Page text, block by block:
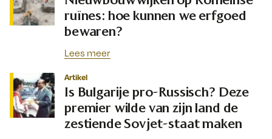
ruïnes: hoe kunnen we erfgoed
bewaren?
Lees meer
Artikel
Is Bulgarije pro-Russisch? Deze
premier wilde van zijn land de
zestiende Sovjet-staat maken